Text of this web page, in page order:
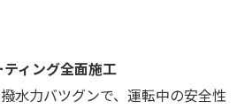
ィング全面施工
水力バツグンで、運転中の安全性